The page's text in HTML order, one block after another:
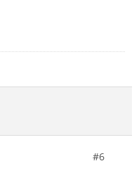
#6